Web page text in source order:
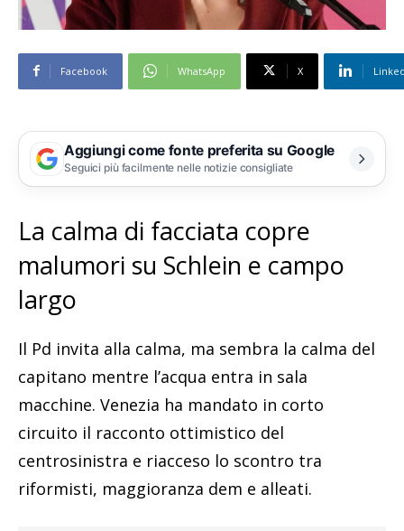
Facebook WhatsApp X
Aggiungi come fonte preferita su Google
Seguici più facilmente nelle notizie consigliate
La calma di facciata copre
malumori su Schlein e campo
largo
Il Pd invita alla calma, ma sembra la calma del
capitano mentre l’acqua entra in sala
macchine. Venezia ha mandato in corto
circuito il racconto ottimistico del
centrosinistra e riacceso lo scontro tra
riformisti, maggioranza dem e alleati.